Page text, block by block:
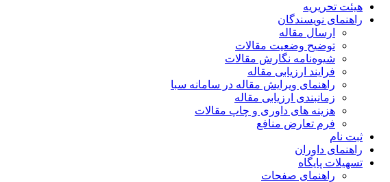
هیئت تحریریه
راهنمای نویسندگان
ارسال مقاله
توضیح وضعیت مقالات
شیوه‌نامه نگارش مقالات
فرایند ارزیابی مقاله
راهنمای ویرایش مقاله در سامانه سبا
زمانبندی ارزیابی مقاله
هزینه های داوری و چاپ مقالات
فرم تعارض منافع
ثبت نام
راهنمای داوران
تسهیلات پایگاه
راهنمای صفحات